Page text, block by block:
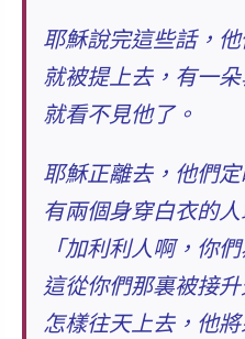
耶穌說完這些話，
就被提上去，有一
就看不見他了。
耶穌正離去，他們
有兩個身穿白衣的
「加利利人啊，你
這從你們那裏被接
怎樣往天上去，他